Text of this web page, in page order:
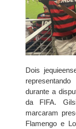
Dois
durante a
da FIFA.
marcaram
Flamengo e